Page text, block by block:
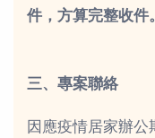
件，方算完整收件
三、專案聯絡
因應疫情居家辦